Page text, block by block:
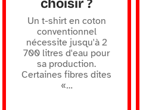
choisir ?
Un t-shirt en coton
conventionnel
nécessite jusqu'à 2
700 litres d'eau pour
sa production.
Certaines fibres dites
«…